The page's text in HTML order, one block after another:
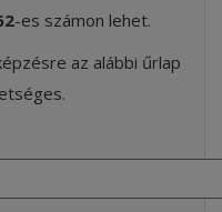
-es számon lehet.
az alábbi űrlap